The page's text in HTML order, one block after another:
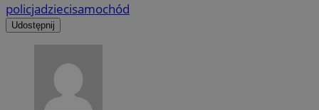
policjadziecisamochód
Udostępnij